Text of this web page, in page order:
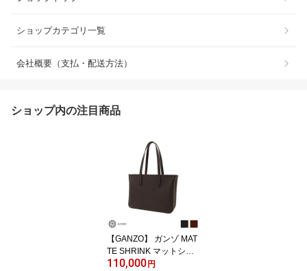
ショップカテゴリ一覧
会社概要（支払・配送方法）
ショップ内の注目商品
【GANZO】 ガンゾ MAT
TE SHRINK マットシュ
リンク ZIP 横型トートバ
110,000 円